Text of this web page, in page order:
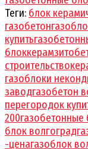
Теги: блок
газобетон
купить
блок
строительство
газоблоки
заводгазобетон
перегородок
200газобетонные
блок волгоград
-ценагазоблок